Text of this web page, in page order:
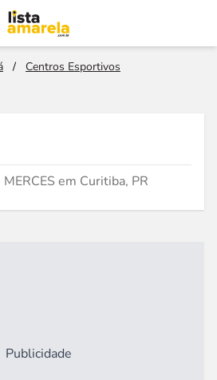
/
Centros Esportivos
em Curitiba, PR
Publicidade